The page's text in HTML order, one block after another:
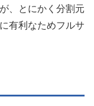
、とにかく分割元
有利なためフルサ